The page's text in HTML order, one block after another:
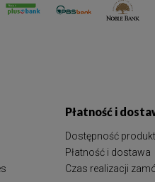
Płatność i
Dostępność
Płatność i dostawa
Czas realizacji